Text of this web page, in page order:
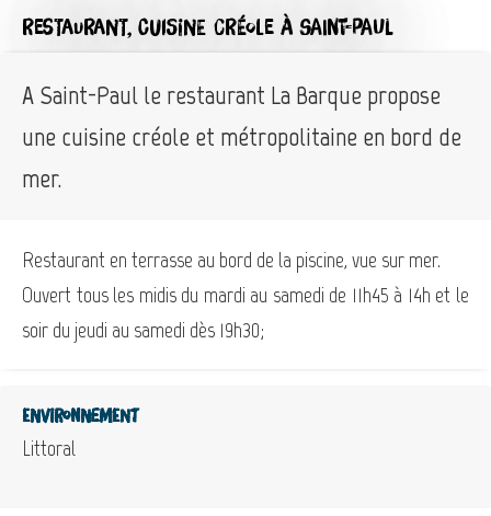
RESTAURANT, CUISINE CRÉOLE À SAINT-PAUL
A Saint-Paul le restaurant La Barque propose
une cuisine créole et métropolitaine en bord de
mer.
Restaurant en terrasse au bord de la piscine, vue sur mer.
Ouvert tous les midis du mardi au samedi de 11h45 à 14h et le
soir du jeudi au samedi dès 19h30;
Environnement
Littoral